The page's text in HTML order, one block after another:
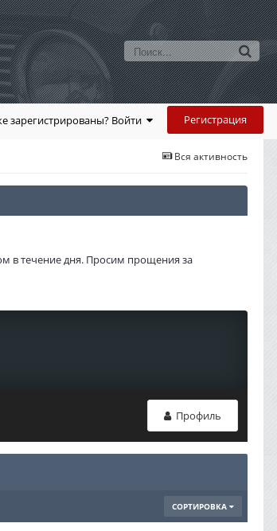
зарегистрированы? Войти Регистрация
Вся активность
в течение дня. Просим прощения за
Профиль
СОРТИРОВКА